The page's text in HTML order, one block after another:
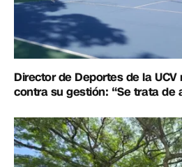
Director de Deportes de la
contra su gestión: “Se trata de